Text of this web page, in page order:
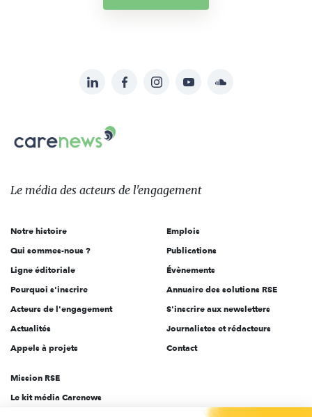
sur:
LinkedInFacebookInstagramYouTubeSoundcloud
Carenews,
Le
des
l'engagement
Le média des acteurs de l'engagement
Notre histoire
Qui sommes-nous ?
Ligne éditoriale
Pourquoi s'inscrire
Acteurs de l'engagement
Actualités
Appels à projets
Emplois
Publications
Évènements
Annuaire des solutions RSE
S'inscrire aux newsletters
Journalistes et rédacteurs
Contact
Mission RSE
Le kit média Carenews